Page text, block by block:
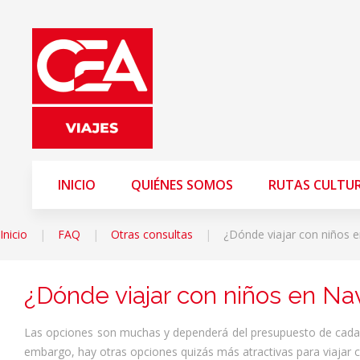
INICIO QUIÉNES SOMOS RUTAS
Inicio FAQ Otras consultas ¿Dónde viajar con niños
¿Dónde viajar con niños en
Las opciones son muchas y dependerá del presupuesto de
embargo, hay otras opciones quizás más atractivas para viajar